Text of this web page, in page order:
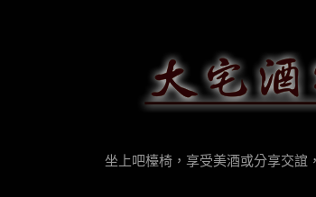
坐上吧檯椅，享受美酒或分享交